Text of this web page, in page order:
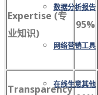
数据分析报告
网络营销工具
在线生意其他
Expertise (专
业知识)
95%
Transparency